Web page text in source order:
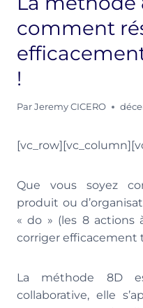
comment
!
Par Jeremy CICERO
Que vous soyez
produit ou
« do » (les 8 actions
corriger
La méthode 8D
collaborative, elle